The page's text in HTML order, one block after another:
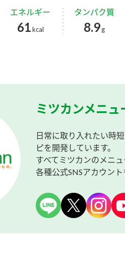
エネルギー
61kcal
タンパク質
8.9g
ミツカンメニュ
日常に取り入れたい時
ピを開発しています。
すべてミツカンのメニ
各種公式SNSアカウント